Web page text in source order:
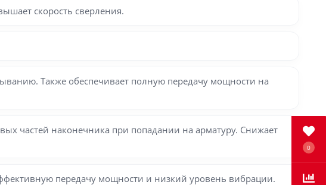
0
скорость сверления.
Также обеспечивает полную передачу мощности на
частей наконечника при попадании на арматуру. Снижает
передачу мощности и низкий уровень вибрации.